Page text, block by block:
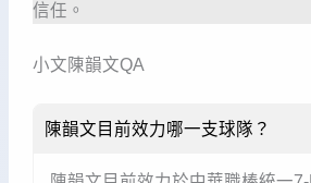
信任。
小文陳韻文QA
陳韻文目前效力哪一支球隊？